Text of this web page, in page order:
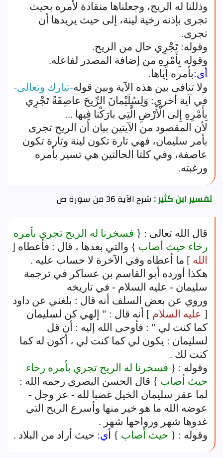
وذللنا له الريح، وجعلناها منقادة لأمره بحيث
تجرى بإذنه رخية لينة، إلى حيث يريدها أن
تجرى.
وقوله: تَجْرِي حال من الريح.
وقوله بِأَمْرِهِ من إضافة المصدر لفاعله.
أى:بأمره إياها.
ولا تنافى بين هذه الآية وبين قوله-تبارك وتعالى-
في آية أخرى: وَلِسُلَيْمانَ الرِّيحَ عاصِفَةً تَجْرِي
بِأَمْرِهِ إِلى الْأَرْضِ الَّتِي بارَكْنا فِيها ...
لأن المقصود من الآيتين بيان أن الريح تجرى
بأمر سليمان، فهي تارة تكون لينة وتارة تكون
عاصفة، وفي كلتا الحالتين هي تسير بأمره
ورغبته.
تفسير ابن كثير :شرح الآية 36 من سورة ص
قال الله تعالى : { فسخرنا له الريح تجري بأمره
رخاء حيث أصاب } والتي بعدها ، قال : فأعطاه [
الله ] ما أعطاه وفي الآخرة لا حساب عليه .
هكذا أورده أبو القاسم بن عساكر في ترجمة
سليمان - عليه السلام - في تاريخه
وروي عن بعض السلف أنه قال : بلغني عن داود
[ عليه السلام ] أنه قال : " إلهي كن لسليمان
كما كنت لي " : فأوحى الله إليه : أن قل
لسليمان : يكون لي كما كنت لي ، أكون له كما
كنت لك .
وقوله : { فسخرنا له الريح تجري بأمره رخاء
حيث أصاب } قال الحسن البصري رحمه الله :
لما عقر سليمان الخيل غضبا لله - عز وجل -
عوضه الله ما هو خير منها وأسرع الريح التي
غدوها شهر ورواحها شهر .
وقوله : { حيث أصاب } أي: حيث أراد من البلاد .